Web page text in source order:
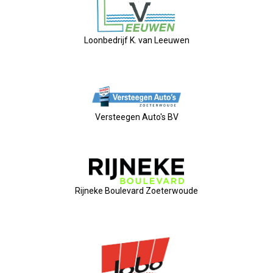
ALV 2021
2026-07-10 OVZ Ledendag
20-11-2026 Dag Van De Ondernemer
29-05-2026 Ontbijt En
15-04-2026 ALV!
Loonbedrijf K. van Leeuwen
Versteegen Auto's BV
Rijneke Boulevard Zoeterwoude